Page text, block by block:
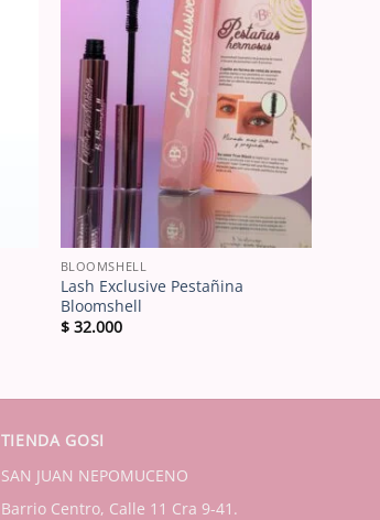
BLOOMSHELL
Lash Exclusive Pestañina
Bloomshell
$32.000
TIENDA GOSI
SAN JUAN NEPOMUCENO
Barrio Centro, Calle 11 Cra 9-41.